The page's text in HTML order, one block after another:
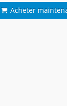
Acheter